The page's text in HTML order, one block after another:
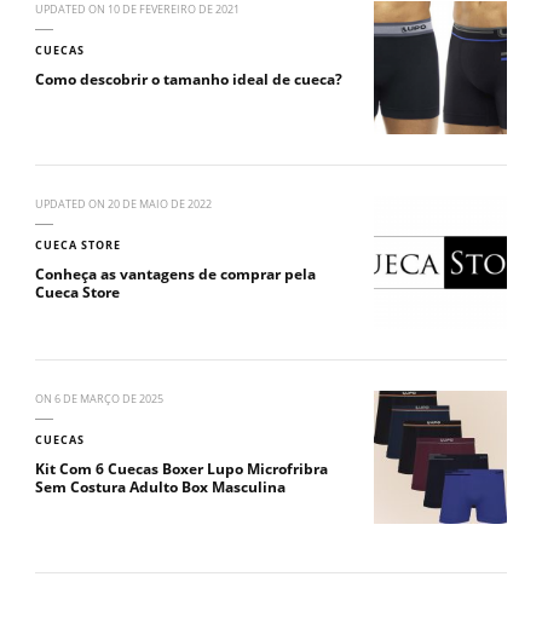
UPDATED ON 10 DE FEVEREIRO DE 2021
CUECAS
Como descobrir o tamanho ideal de cueca?
UPDATED ON 20 DE MAIO DE 2022
CUECA STORE
Conheça as vantagens de comprar pela
Cueca Store
ON 6 DE MARÇO DE 2025
CUECAS
Kit Com 6 Cuecas Boxer Lupo Microfribra
Sem Costura Adulto Box Masculina